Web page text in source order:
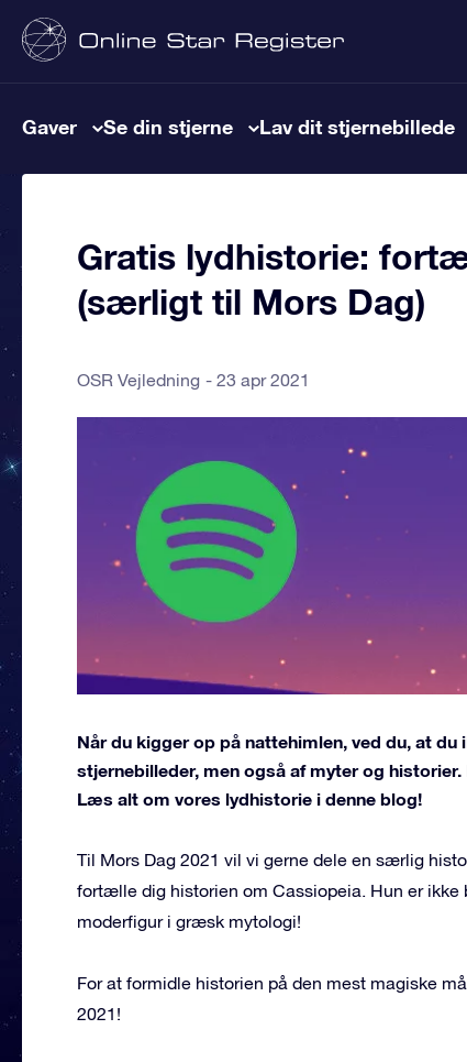
Gaver Se din stjerne Lav dit stjernebillede
Gratis lydhistorie:
(særligt til Mors Dag)
OSR Vejledning 23 apr 2021
Når du kigger op på nattehimlen, ved du, at
stjernebilleder, men også af myter og
Læs alt om vores lydhistorie i denne blog!
Til Mors Dag 2021 vil vi gerne dele en særlig
fortælle dig historien om Cassiopeia. Hun er
moderfigur i græsk mytologi!
For at formidle historien på den mest magiske
2021!